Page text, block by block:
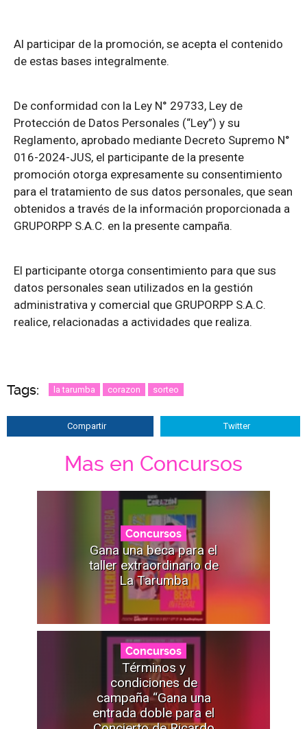
Al participar de la promoción, se acepta el contenido
de estas bases integralmente.
De conformidad con la Ley N° 29733, Ley de
Protección de Datos Personales (“Ley”) y su
Reglamento, aprobado mediante Decreto Supremo N°
016-2024-JUS, el participante de la presente
promoción otorga expresamente su consentimiento
para el tratamiento de sus datos personales, que sean
obtenidos a través de la información proporcionada a
GRUPORPP S.A.C. en la presente campaña.
El participante otorga consentimiento para que sus
datos personales sean utilizados en la gestión
administrativa y comercial que GRUPORPP S.A.C.
realice, relacionadas a actividades que realiza.
Tags: la tarumba corazon sorteo
Compartir Twitter
Mas en Concursos
Concursos
Gana una beca para el
taller extraordinario de
La Tarumba
Concursos
Términos y
condiciones de
campaña “Gana una
entrada doble para el